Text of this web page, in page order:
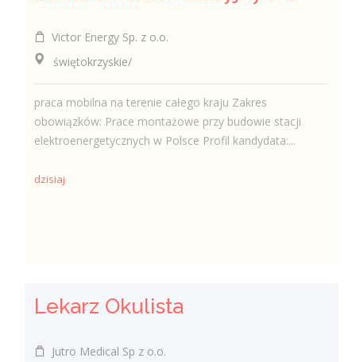
Victor Energy Sp. z o.o.
świętokrzyskie/
praca mobilna na terenie całego kraju Zakres
obowiązków: Prace montażowe przy budowie stacji
elektroenergetycznych w Polsce Profil kandydata:...
dzisiaj
Lekarz Okulista
Jutro Medical Sp z o.o.